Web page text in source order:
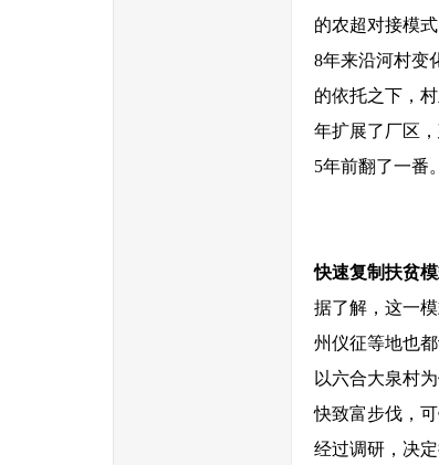
的农超对接模式
8年来沿河村变
的依托之下，
年扩展了厂区
5年前翻了一番
快速复制扶贫
据了解，这一
州仪征等地也
以六合大泉村
快致富步伐，
经过调研，决